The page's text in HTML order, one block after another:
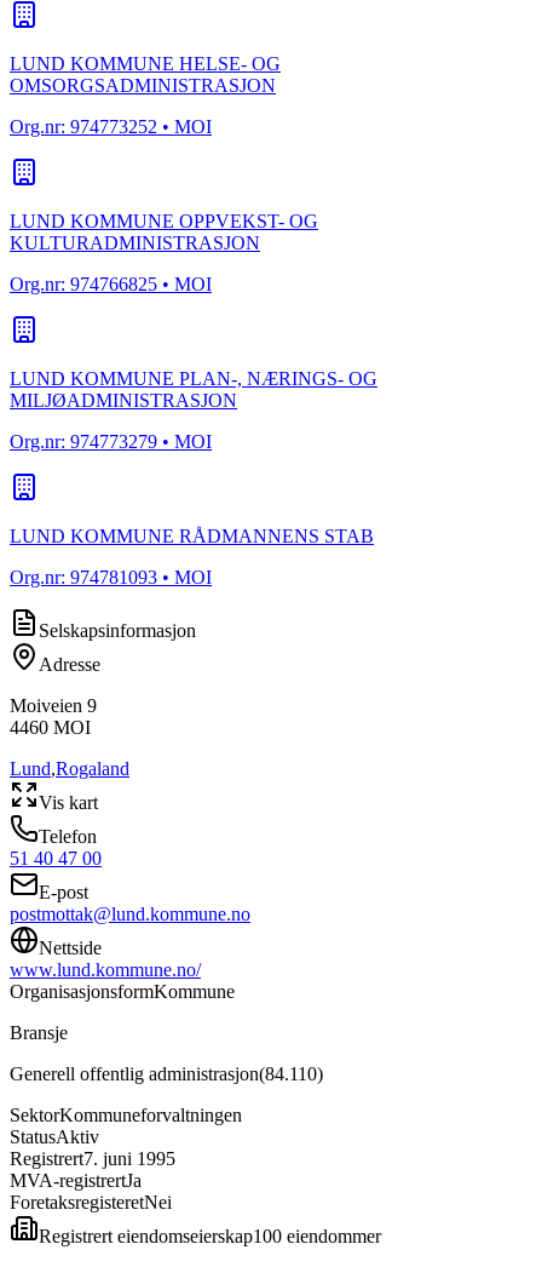
LUND KOMMUNE HELSE- OG
OMSORGSADMINISTRASJON
Org.nr: 974773252 • MOI
LUND KOMMUNE OPPVEKST- OG
KULTURADMINISTRASJON
Org.nr: 974766825 • MOI
LUND KOMMUNE PLAN-, NÆRINGS- OG
MILJØADMINISTRASJON
Org.nr: 974773279 • MOI
LUND KOMMUNE RÅDMANNENS STAB
Org.nr: 974781093 • MOI
Selskapsinformasjon
Adresse
Moiveien 9
4460 MOI
Lund,Rogaland
Vis kart
Telefon
51 40 47 00
E-post
postmottak@lund.kommune.no
Nettside
www.lund.kommune.no/
OrganisasjonsformKommune
Bransje
Generell offentlig administrasjon(84.110)
SektorKommuneforvaltningen
StatusAktiv
Registrert7. juni 1995
MVA-registrertJa
ForetaksregisteretNei
Registrert eiendomseierskap100 eiendommer